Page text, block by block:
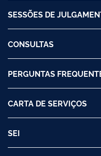
SESSÕES DE
CONSULTAS
PERGUNTAS
CARTA DE SERVIÇOS
SEI